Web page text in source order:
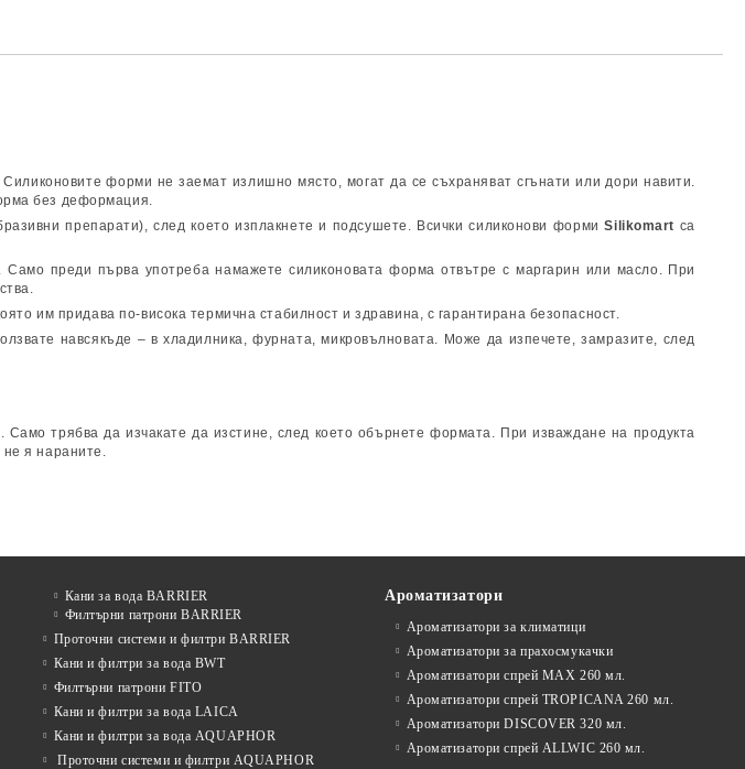
форми не заемат излишно място, могат да се съхраняват сгънати или дори навити.
без деформация.
препарати), след което изплакнете и подсушете. Всички силиконови формиSilikomart са
Само преди първа употреба намажете силиконовата форма отвътре с маргарин или масло. При
им придава по-висока термична стабилност и здравина, с гарантирана безопасност.
навсякъде – в хладилника, фурната, микровълновата. Може да изпечете, замразите, след
Само трябва да изчакате да изстине, след което обърнете формата. При изваждане на продукта
не я нараните.
Кани за вода BARRIER
Филтърни патрони BARRIER
Проточни системи и филтри BARRIER
Кани и филтри за вода BWT
Филтърни патрони FITO
Кани и филтри за вода LAICA
Кани и филтри за вода AQUAPHOR
Проточни системи и филтри AQUAPHOR
Ароматизатори
Ароматизатори за климатици
Ароматизатори за прахосмукачки
Ароматизатори спрей MAX 260 мл.
Ароматизатори спрей TROPICANA 260 мл.
Ароматизатори DISCOVER 320 мл.
Ароматизатори спрей ALLWIC 260 мл.